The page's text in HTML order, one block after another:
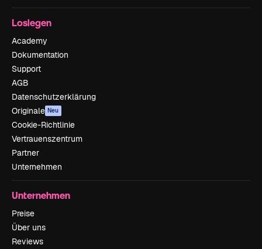
Loslegen
Academy
Dokumentation
Support
AGB
Datenschutzerklärung
Originale Neu
Cookie-Richtlinie
Vertrauenszentrum
Partner
Unternehmen
Unternehmen
Preise
Über uns
Reviews